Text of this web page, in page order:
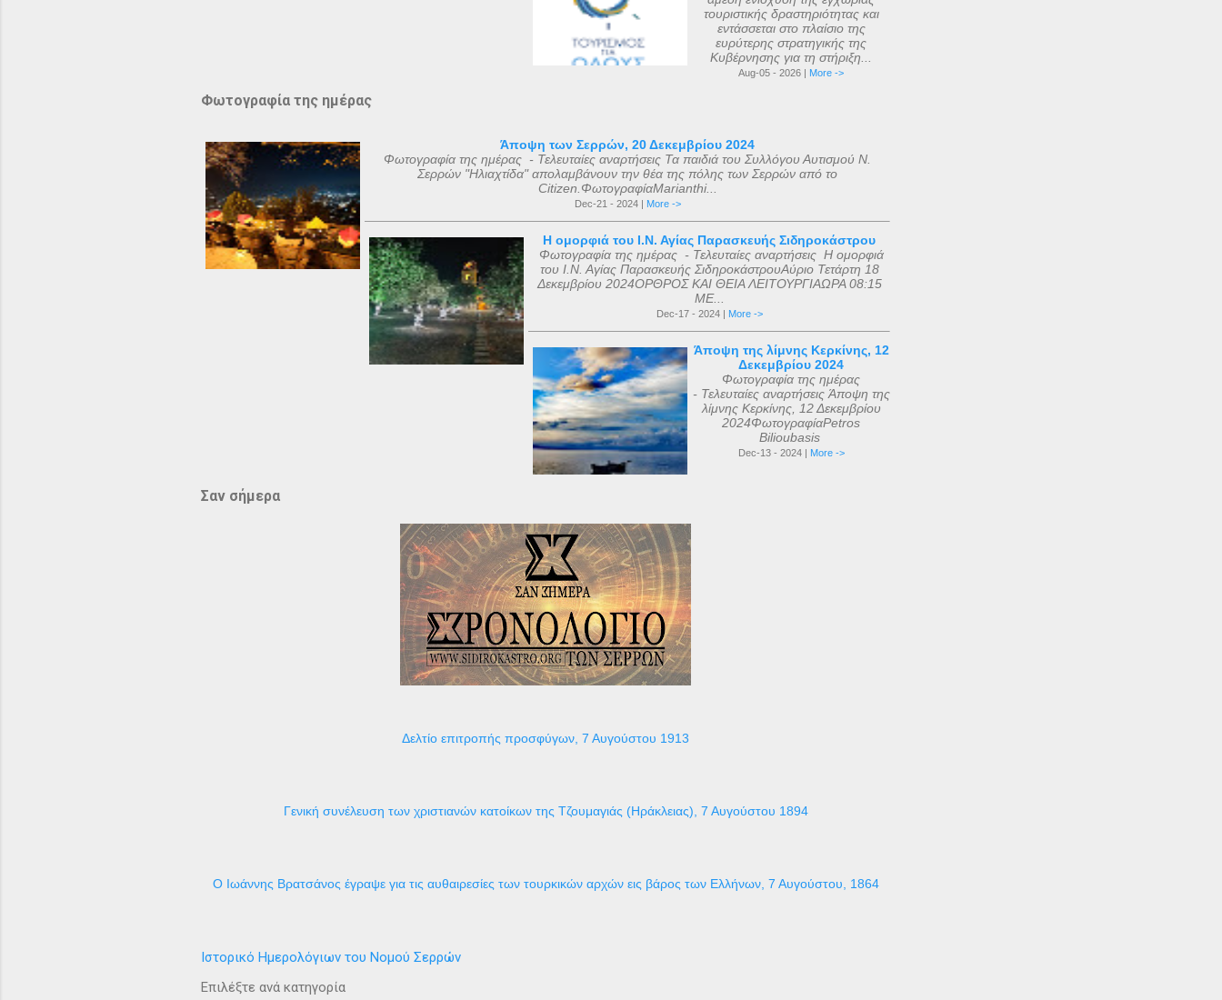
τουριστικής δραστηριότητας και
εντάσσεται στο πλαίσιο της
ευρύτερης στρατηγικής της
Κυβέρνησης για τη στήριξη...
Aug-05 - 2026 | More ->
Φωτογραφία της ημέρας
Άποψη των Σερρών, 20 Δεκεμβρίου 2024
Φωτογραφία της ημέρας - Τελευταίες αναρτήσεις Τα παιδιά του Συλλόγου Αυτισμού Ν.
Σερρών "Ηλιαχτίδα" απολαμβάνουν την θέα της πόλης των Σερρών από το
Citizen.ΦωτογραφίαMarianthi...
Dec-21 - 2024 | More ->
Η ομορφιά του Ι.Ν. Αγίας Παρασκευής Σιδηροκάστρου
Φωτογραφία της ημέρας - Τελευταίες αναρτήσεις Η ομορφιά
του Ι.Ν. Αγίας Παρασκευής ΣιδηροκάστρουΑύριο Τετάρτη 18
Δεκεμβρίου 2024ΟΡΘΡΟΣ ΚΑΙ ΘΕΙΑ ΛΕΙΤΟΥΡΓΙΑΩΡΑ 08:15
ΜΕ...
Dec-17 - 2024 | More ->
Άποψη της λίμνης Κερκίνης, 12
Δεκεμβρίου 2024
Φωτογραφία της ημέρας
- Τελευταίες αναρτήσεις Άποψη της
λίμνης Κερκίνης, 12 Δεκεμβρίου
2024ΦωτογραφίαPetros
Bilioubasis
Dec-13 - 2024 | More ->
Σαν σήμερα
Δελτίο επιτροπής προσφύγων, 7 Αυγούστου 1913
Γενική συνέλευση των χριστιανών κατοίκων της Τζουμαγιάς (Ηράκλειας), 7 Αυγούστου 1894
Ο Ιωάννης Βρατσάνος έγραψε για τις αυθαιρεσίες των τουρκικών αρχών εις βάρος των Ελλήνων, 7 Αυγούστου, 1864
Ιστορικό Ημερολόγιων του Νομού Σερρών
Επιλέξτε ανά κατηγορία